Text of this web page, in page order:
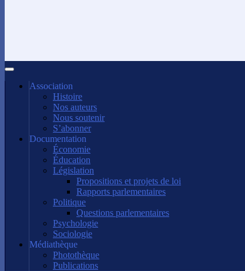
Association
Histoire
Nos auteurs
Nous soutenir
S’abonner
Documentation
Économie
Éducation
Législation
Propositions et projets de loi
Rapports parlementaires
Politique
Questions parlementaires
Psychologie
Sociologie
Médiathèque
Photothèque
Publications